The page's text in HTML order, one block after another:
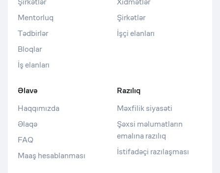
Mentorluq
Tədbirlər
Bloqlar
İş elanları
Şirkətlər
İşçi elanları
Əlavə
Haqqımızda
Əlaqə
FAQ
Maaş hesablanması
Razılıq
Məxfilik siyasəti
Şəxsi məlumatların
emalına razılıq
İstifadəçi razılaşması